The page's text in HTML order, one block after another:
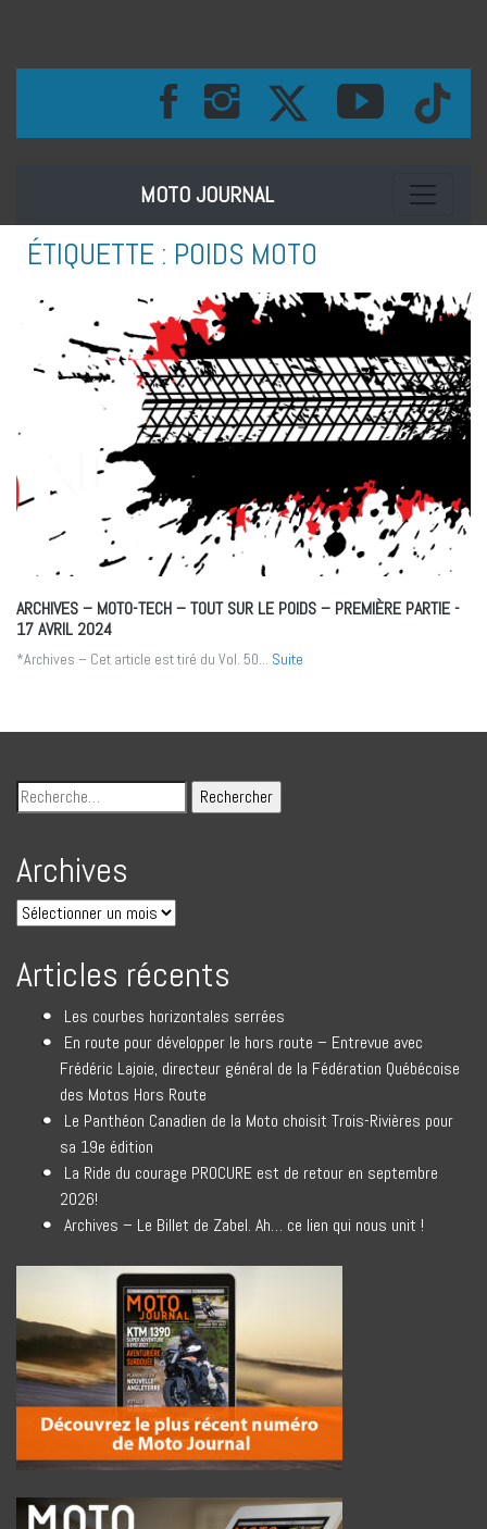
MOTO JOURNAL Toggle
ÉTIQUETTE : POIDS MOTO
ARCHIVES – MOTO-TECH – TOUT SUR LE POIDS – PREMIÈRE PARTIE-
17 AVRIL 2024
*Archives – Cet article est tiré du Vol. 50... Suite
Archives
Articles récents
Les courbes horizontales serrées
En route pour développer le hors route – Entrevue avec
Frédéric Lajoie, directeur général de la Fédération Québécoise
des Motos Hors Route
Le Panthéon Canadien de la Moto choisit Trois-Rivières pour
sa 19e édition
La Ride du courage PROCURE est de retour en septembre
2026!
Archives – Le Billet de Zabel. Ah… ce lien qui nous unit !